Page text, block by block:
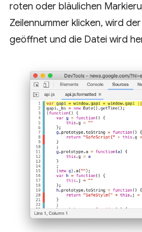
roten oder bläulichen
Zeilennummer klicken, wird
geöffnet und die Datei wird